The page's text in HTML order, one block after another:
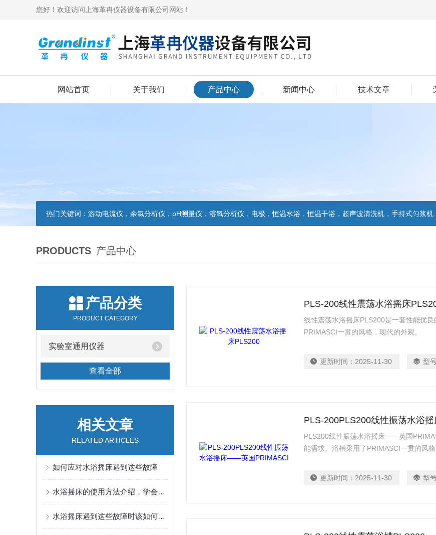
您好！欢迎访问上海革冉仪器设备有限公司网站！
网站首页 关于我们 产品中心 新闻中心 技术文章
热门关键词： 游动电流仪，余氯分析仪，pH测量仪，溶氧分析仪，电极，恒温水浴，恒温干浴，超声波清洗机，手持式匀浆机，匀浆分散
PRODUCTS 产品中心
产品分类
PRODUCT CATEGORY
实验室通用仪器
查看全部
相关文章
RELATED ARTICLES
如何应对水浴摇床遇到这些故障
水浴摇床的使用方法介绍，学会了吗？
水浴摇床遇到这些故障时该如何应对
PLS-200线性震荡水浴摇床
线性震荡水浴摇床PLS200是一套性能优
PRIMASCI一贯的风格，现代的外观。
更新时间： 2025-11-30 型
PLS-200PLS200线性振荡水浴
PLS200线性振荡水浴摇床——英国
能需求。浴槽采用了PRIMASCI一贯的风格
更新时间： 2025-11-30 型